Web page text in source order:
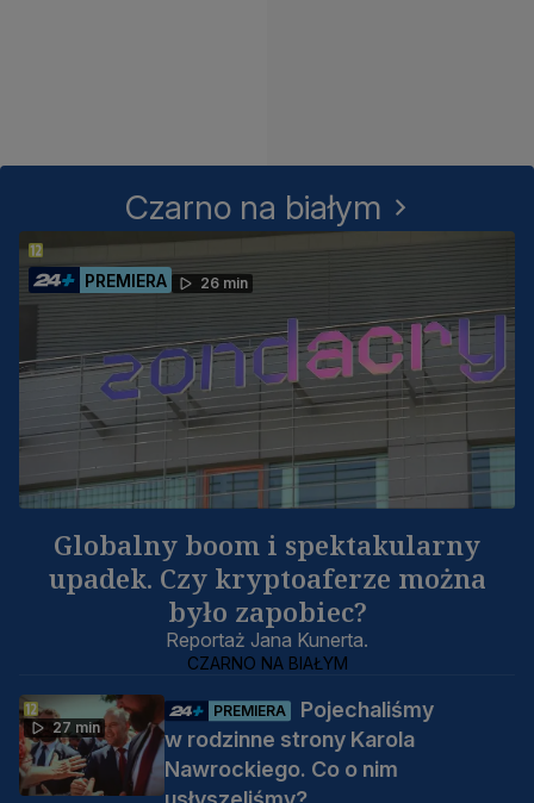
Czarno na białym
Globalny boom i spektakularny
upadek. Czy kryptoaferze można
było zapobiec?
Reportaż Jana Kunerta.
CZARNO NA BIAŁYM
PREMIERA 26 min
27 min
PREMIERA
Pojechaliśmy
w rodzinne strony Karola
Nawrockiego. Co o nim